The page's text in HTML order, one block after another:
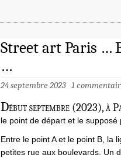
Street art Paris …
…
24 septembre 2023 1
Début septembre (2023), à
le point de départ et le
Entre le point A et le point B, la
petites rue aux boulevards. Un